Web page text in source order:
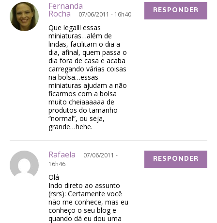
Fernanda
Rocha 07/06/2011 - 16h40
Que legalll essas
miniaturas…além de
lindas, facilitam o dia a
dia, afinal, quem passa o
dia fora de casa e acaba
carregando várias coisas
na bolsa…essas
miniaturas ajudam a não
ficarmos com a bolsa
muito cheiaaaaaa de
produtos do tamanho
“normal”, ou seja,
grande…hehe.
RESPONDER
Rafaela
07/06/2011 -
16h46
Olá
Indo direto ao assunto
(rsrs): Certamente você
não me conhece, mas eu
conheço o seu blog e
quando dá eu dou uma
RESPONDER